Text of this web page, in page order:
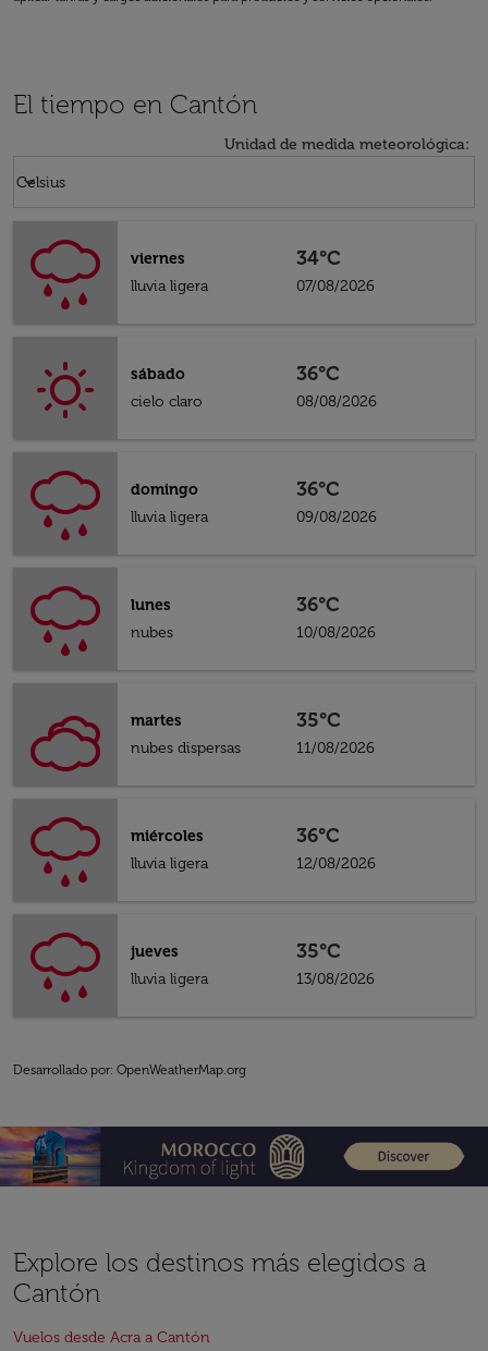
El tiempo en Cantón
Unidad de medida meteorológica:
Celsius
keyboard_arrow_down
viernes
lluvia ligera
34°C
07/08/2026
sábado
cielo claro
36°C
08/08/2026
domingo
lluvia ligera
36°C
09/08/2026
lunes
nubes
36°C
10/08/2026
martes
nubes dispersas
35°C
11/08/2026
miércoles
lluvia ligera
36°C
12/08/2026
jueves
lluvia ligera
35°C
13/08/2026
Desarrollado por: OpenWeatherMap.org
Explore los destinos más elegidos a
Cantón
Vuelos desde Acra a Cantón